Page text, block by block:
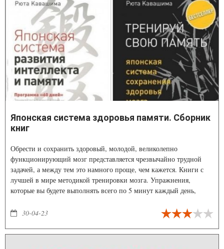
Японская система здоровья памяти. Сборник
книг
Обрести и сохранить здоровый, молодой, великолепно
функционирующий мозг представляется чрезвычайно трудной
задачей, а между тем это намного проще, чем кажется. Книги с
лучшей в мире методикой тренировки мозга. Упражнения,
которые вы будете выполнять всего по 5 минут каждый день,
мышление, внимание.
30-04-23